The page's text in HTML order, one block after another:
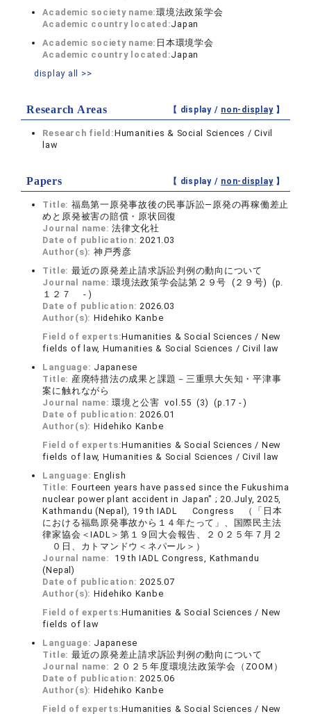
Academic society name:環境法政策学会
Academic country located:Japan
Academic society name: 日本環境学会
Academic country located:Japan
display all >>
Research Areas 【 display / non-display】
Research field:Humanities & Social Sciences / Civil
law
Papers 【 display / non-display】
Title: 福島第一原発事故後の民事訴訟―原発の再稼働差止
めと原発被害の賠償・原状回復
Journal name:法律文化社
Date of publication:2021.03
Author(s): 神戸秀彦
Title: 最近の原発差止請求訴訟判例の動向について
Journal name:環境法政策学会誌第２９号 (２９号) (p.
１２７ - )
Date of publication:2026.03
Author(s): Hidehiko Kanbe
Field of experts:Humanities & Social Sciences / New
fields of law, Humanities & Social Sciences / Civil law
Language: Japanese
Title: 産廃特措法の成果と課題－三重県大矢知・平津事
案に触れながら
Journal name:環境と公害 vol.55 (3) (p.17 - )
Date of publication:2026.01
Author(s): Hidehiko Kanbe
Field of experts:Humanities & Social Sciences / New
fields of law, Humanities & Social Sciences / Civil law
Language:English
Title: Fourteen years have passed since the Fukushima
nuclear power plant accident in Japan" ; 20.July, 2025,
Kathmandu (Nepal), 19 th IADL Congress （「日本
における福島原発事故から１４年たって」、国際民主法
律家協会＜IADL＞第１９回大会報告、２０２５年７月２
０日、カトマンドウ＜ネパール＞）
Journal name:
19 th IADL Congress, Kathmandu
(Nepal)
Date of publication:2025.07
Author(s): Hidehiko Kanbe
Field of experts:Humanities & Social Sciences / New
fields of law
Language: Japanese
Title: 最近の原発差止請求訴訟判例の動向について
Journal name: ２０２５年度環境法政策学会（ZOOM）
Date of publication:2025.06
Author(s): Hidehiko Kanbe
Field of experts:Humanities & Social Sciences / New